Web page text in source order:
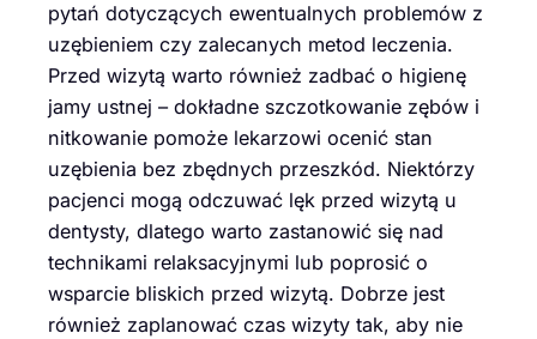
pytań dotyczących ewentualnych problemów z
uzębieniem czy zalecanych metod leczenia.
Przed wizytą warto również zadbać o higienę
jamy ustnej – dokładne szczotkowanie zębów i
nitkowanie pomoże lekarzowi ocenić stan
uzębienia bez zbędnych przeszkód. Niektórzy
pacjenci mogą odczuwać lęk przed wizytą u
dentysty, dlatego warto zastanowić się nad
technikami relaksacyjnymi lub poprosić o
wsparcie bliskich przed wizytą. Dobrze jest
również zaplanować czas wizyty tak, aby nie